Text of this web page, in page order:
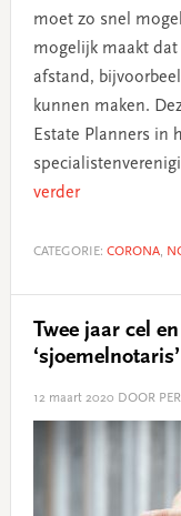
moet zo snel
mogelijk maakt
afstand,
kunnen maken.
Estate Planners in
verder
CATEGORIE: CORONA,
Twee jaar cel
12 maart 2020 DOOR